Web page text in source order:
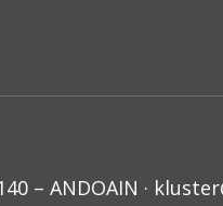
– ANDOAIN ·